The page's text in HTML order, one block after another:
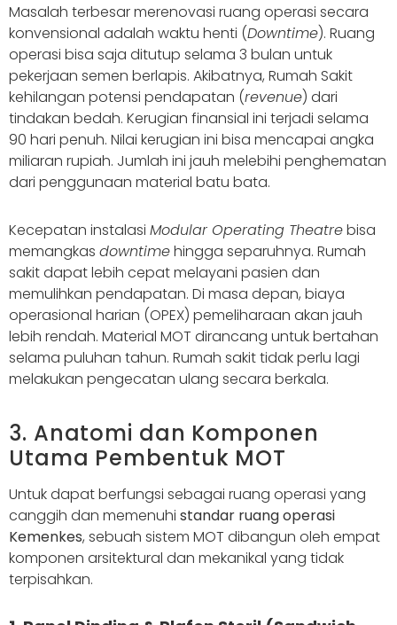
Masalah terbesar merenovasi ruang operasi secara
konvensional adalah waktu henti (Downtime). Ruang
operasi bisa saja ditutup selama 3 bulan untuk
pekerjaan semen berlapis. Akibatnya, Rumah Sakit
kehilangan potensi pendapatan (revenue) dari
tindakan bedah. Kerugian finansial ini terjadi selama
90 hari penuh. Nilai kerugian ini bisa mencapai angka
miliaran rupiah. Jumlah ini jauh melebihi penghematan
dari penggunaan material batu bata.
Kecepatan instalasi Modular Operating Theatrebisa
memangkas downtimehingga separuhnya. Rumah
sakit dapat lebih cepat melayani pasien dan
memulihkan pendapatan. Di masa depan, biaya
operasional harian (OPEX) pemeliharaan akan jauh
lebih rendah. Material MOT dirancang untuk bertahan
selama puluhan tahun. Rumah sakit tidak perlu lagi
melakukan pengecatan ulang secara berkala.
3. Anatomi dan Komponen
Utama Pembentuk MOT
Untuk dapat berfungsi sebagai ruang operasi yang
canggih dan memenuhi standar ruang operasi
Kemenkes, sebuah sistem MOT dibangun oleh empat
komponen arsitektural dan mekanikal yang tidak
terpisahkan.